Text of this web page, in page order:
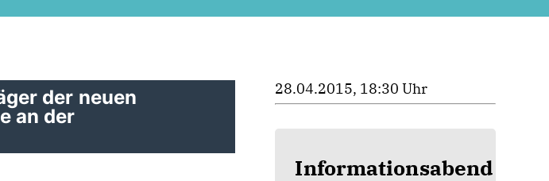
der neuen
an der
28.04.2015, 18:30 Uhr
Informationsabend